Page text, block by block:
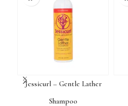
Jessicurl – Gentle Lather
Shampoo